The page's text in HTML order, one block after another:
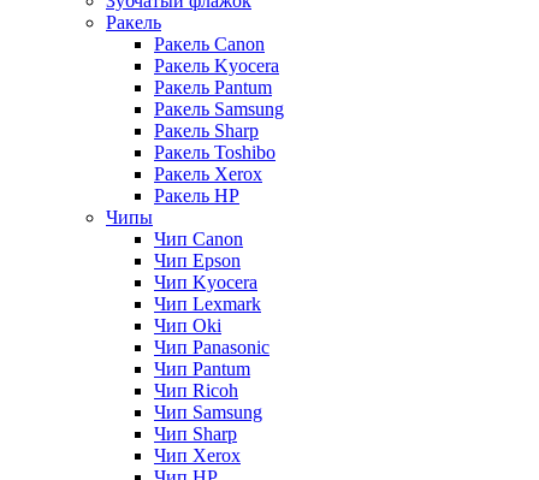
Ракель
Ракель Canon
Ракель Kyocera
Ракель Pantum
Ракель Samsung
Ракель Sharp
Ракель Toshibo
Ракель Xerox
Ракель НР
Чипы
Чип Canon
Чип Epson
Чип Kyocera
Чип Lexmark
Чип Oki
Чип Panasonic
Чип Pantum
Чип Ricoh
Чип Samsung
Чип Sharp
Чип Xerox